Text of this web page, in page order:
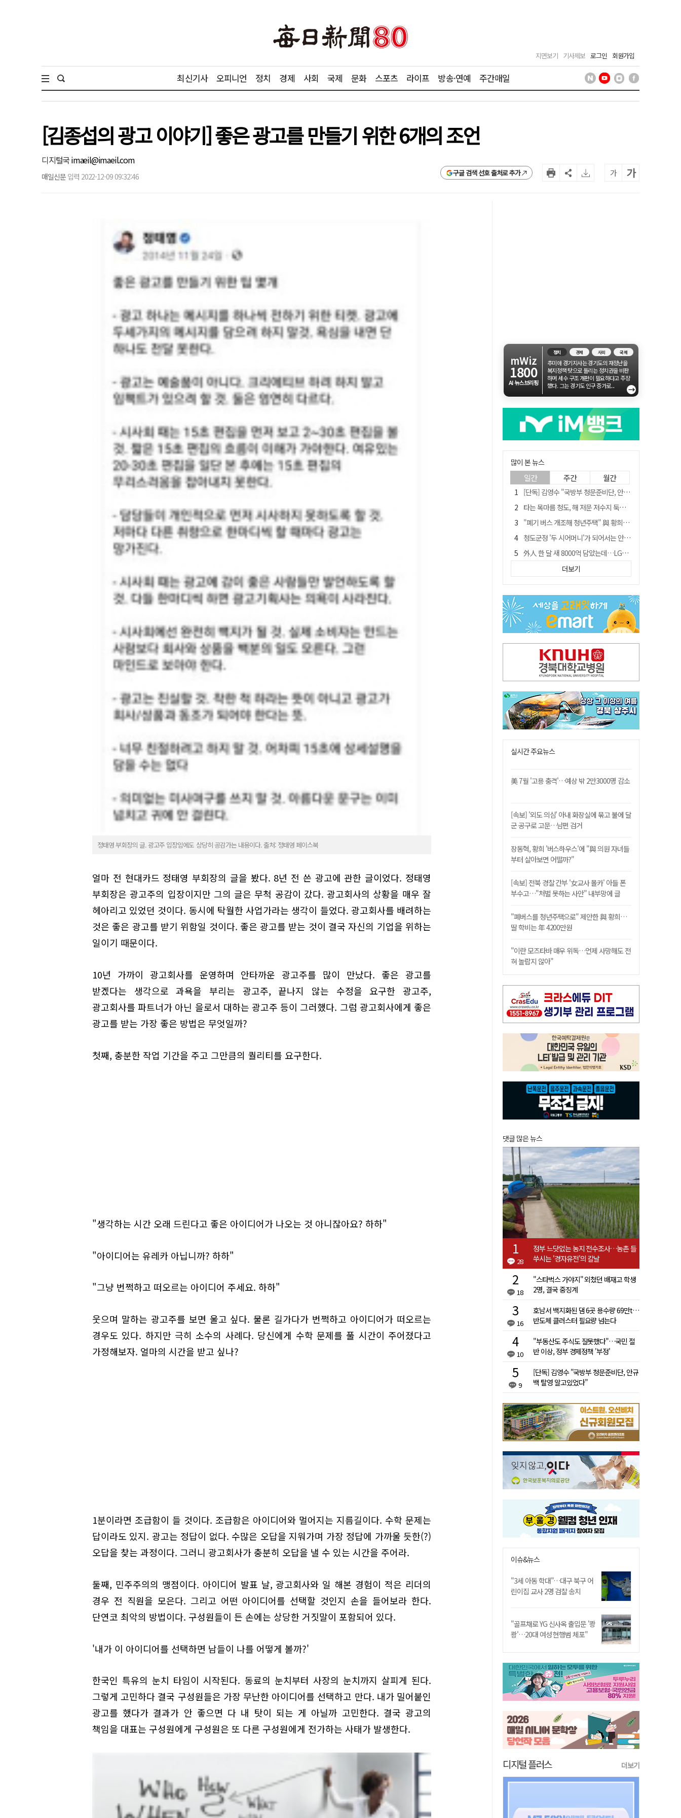
지면보기 기사제보 로그인 회원가입
최신기사 오피니언 정치 경제 사회 국제 문화 스포츠 라이프 방송·연예 주간매일
[김종섭의 광고 이야기] 좋은 광고를 만들기 위한 6개의 조언
디지털국imaeil@imaeil.com
매일신문 입력 2022-12-09 09:32:46 구글 검색 선호 출처로 추가 가 가
정태영 부회장의 글. 광고주 입장임에도 상당히 공감가는 내용이다. 출처: 정태영 페이스북
얼마 전 현대카드 정태영 부회장의 글을 봤다. 8년 전 쓴 광고에 관한 글이었다. 정태영
부회장은 광고주의 입장이지만 그의 글은 무척 공감이 갔다. 광고회사의 상황을 매우 잘
헤아리고 있었던 것이다. 동시에 탁월한 사업가라는 생각이 들었다. 광고회사를 배려하는
것은 좋은 광고를 받기 위함일 것이다. 좋은 광고를 받는 것이 결국 자신의 기업을 위하는
일이기 때문이다.
10년 가까이 광고회사를 운영하며 안타까운 광고주를 많이 만났다. 좋은 광고를
받겠다는 생각으로 과욕을 부리는 광고주, 끝나지 않는 수정을 요구한 광고주,
광고회사를 파트너가 아닌 을로서 대하는 광고주 등이 그러했다. 그럼 광고회사에게 좋은
광고를 받는 가장 좋은 방법은 무엇일까?
첫째, 충분한 작업 기간을 주고 그만큼의 퀄리티를 요구한다.
"생각하는 시간 오래 드린다고 좋은 아이디어가 나오는 것 아니잖아요? 하하"
"아이디어는 유레카 아닙니까? 하하"
"그냥 번쩍하고 떠오르는 아이디어 주세요. 하하"
웃으며 말하는 광고주를 보면 울고 싶다. 물론 길가다가 번쩍하고 아이디어가 떠오르는
경우도 있다. 하지만 극히 소수의 사례다. 당신에게 수학 문제를 풀 시간이 주어졌다고
가정해보자. 얼마의 시간을 받고 싶나?
1분이라면 조급함이 들 것이다. 조급함은 아이디어와 멀어지는 지름길이다. 수학 문제는
답이라도 있지. 광고는 정답이 없다. 수많은 오답을 지워가며 가장 정답에 가까울 듯한(?)
오답을 찾는 과정이다. 그러니 광고회사가 충분히 오답을 낼 수 있는 시간을 주어라.
둘째, 민주주의의 맹점이다. 아이디어 발표 날, 광고회사와 일 해본 경험이 적은 리더의
경우 전 직원을 모은다. 그리고 어떤 아이디어를 선택할 것인지 손을 들어보라 한다.
단연코 최악의 방법이다. 구성원들이 든 손에는 상당한 거짓말이 포함되어 있다.
'내가 이 아이디어를 선택하면 남들이 나를 어떻게 볼까?'
한국인 특유의 눈치 타임이 시작된다. 동료의 눈치부터 사장의 눈치까지 살피게 된다.
그렇게 고민하다 결국 구성원들은 가장 무난한 아이디어를 선택하고 만다. 내가 밀어붙인
광고를 했다가 결과가 안 좋으면 다 내 탓이 되는 게 아닐까 고민한다. 결국 광고의
책임을 대표는 구성원에게 구성원은 또 다른 구성원에게 전가하는 사태가 발생한다.
mWiz
1800
AI 뉴스브리핑
정치 경제 사회 국제
추미애 경기지사는 경기도의 재정난을
복지정책 탓으로 돌리는 정치권을 비판
하며 세수 구조 개편이 필요하다고 주장
했다. 그는 경기도 인구 증가로...
→
많이 본 뉴스
일간 주간 월간
[단독] 김영수 "국방부 청문준비단, 안규백 탈영 알고있었다"
타는 목마름 청도, 해 저문 저수지 둑에 군수가 서 있었다
"폐기 버스 개조해 청년주택" 與 황희…'딸 학비는 年 4200만원'
청도군정 '두 시어머니'가 되어서는 안된다
外人 한 달 새 8000억 담았는데…LG이노텍 목표주가는 왜 엇갈릴까
임시휴업 들어갔던 홈플러스 영주점, 7일 영업 재개…지하 1층만 운영
SK하이닉스, 주당 375원 분기 배당 공시…"3분기 중 주주환원 방안 확정"
이의준 전 경북도 새마을봉사과장, 제28대 울릉군 부군수 취임
"상법개정해도 주주가 '봉'"…하이닉스 솔리다임 상장설에 술렁[개미와글와글]
더보기
실시간 주요뉴스
美 7월 '고용 충격'…예상 밖 2만3000명 감소
[속보] '외도 의심' 아내 화장실에 묶고 불에 달
군 공구로 고문…남편 검거
장동혁, 황희 '버스하우스'에 "與 의원 자녀들
부터 살아보면 어떨까?"
[속보] 전북 경찰 간부 '女교사 몰카' 아들 폰
부수고…"처벌 못하는 사안" 내부망에 글
"폐버스를 청년주택으로" 제안한 與 황희…
딸 학비는 年 4200만원
"이란 모즈타바 매우 위독…언제 사망해도 전
혀 놀랍지 않아"
댓글 많은 뉴스
28
정부 느닷없는 농지 전수조사…농촌 들
쑤시는 '경자유전'의 칼날
18
"스타벅스 가야지" 외쳤던 배재고 학생
2명, 결국 중징계
16
호남서 백지화된 댐 6곳 용수량 69만t…
반도체 클러스터 필요량 넘는다
10
"부동산도 주식도 잘못했다"…국민 절
반 이상, 정부 경제정책 '부정'
9
[단독] 김영수 "국방부 청문준비단, 안규
백 탈영 알고있었다"
이슈&뉴스
"3세 아동 학대"…대구 북구 어
린이집 교사 2명 검찰 송치
"골프채로 YG 신사옥 출입문 '쾅
쾅'…20대 여성 현행범 체포"
디지털 플러스 더보기